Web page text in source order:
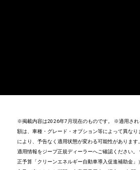
※掲載内容は2026年7月現在のものです。 ※適用され
額は、車種・グレード・オプション等によって異な
により、予告なく適用状態が変わる可能性がありま
適用情報をジープ正規ディーラーへご確認ください。
正予算「クリーンエネルギー自動車導入促進補助金」）